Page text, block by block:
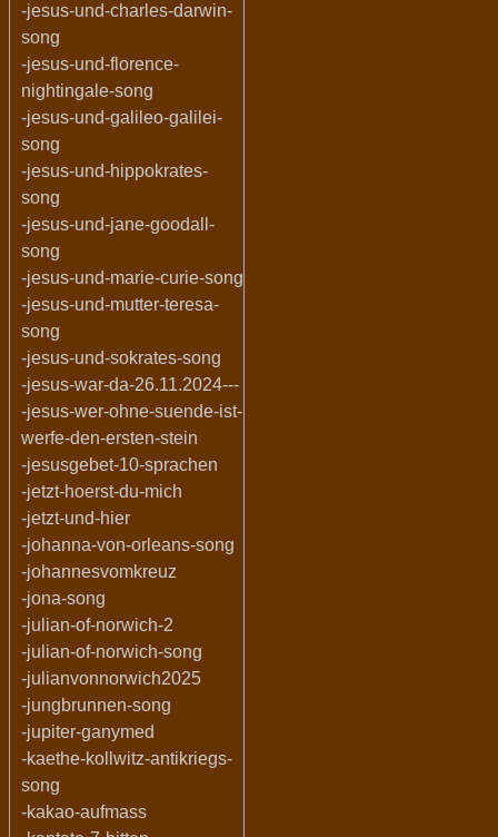
-jesus-und-charles-darwin-
song
-jesus-und-florence-
nightingale-song
-jesus-und-galileo-galilei-
song
-jesus-und-hippokrates-
song
-jesus-und-jane-goodall-
song
-jesus-und-marie-curie-song
-jesus-und-mutter-teresa-
song
-jesus-und-sokrates-song
-jesus-war-da-26.11.2024---
-jesus-wer-ohne-suende-ist-
werfe-den-ersten-stein
-jesusgebet-10-sprachen
-jetzt-hoerst-du-mich
-jetzt-und-hier
-johanna-von-orleans-song
-johannesvomkreuz
-jona-song
-julian-of-norwich-2
-julian-of-norwich-song
-julianvonnorwich2025
-jungbrunnen-song
-jupiter-ganymed
-kaethe-kollwitz-antikriegs-
song
-kakao-aufmass